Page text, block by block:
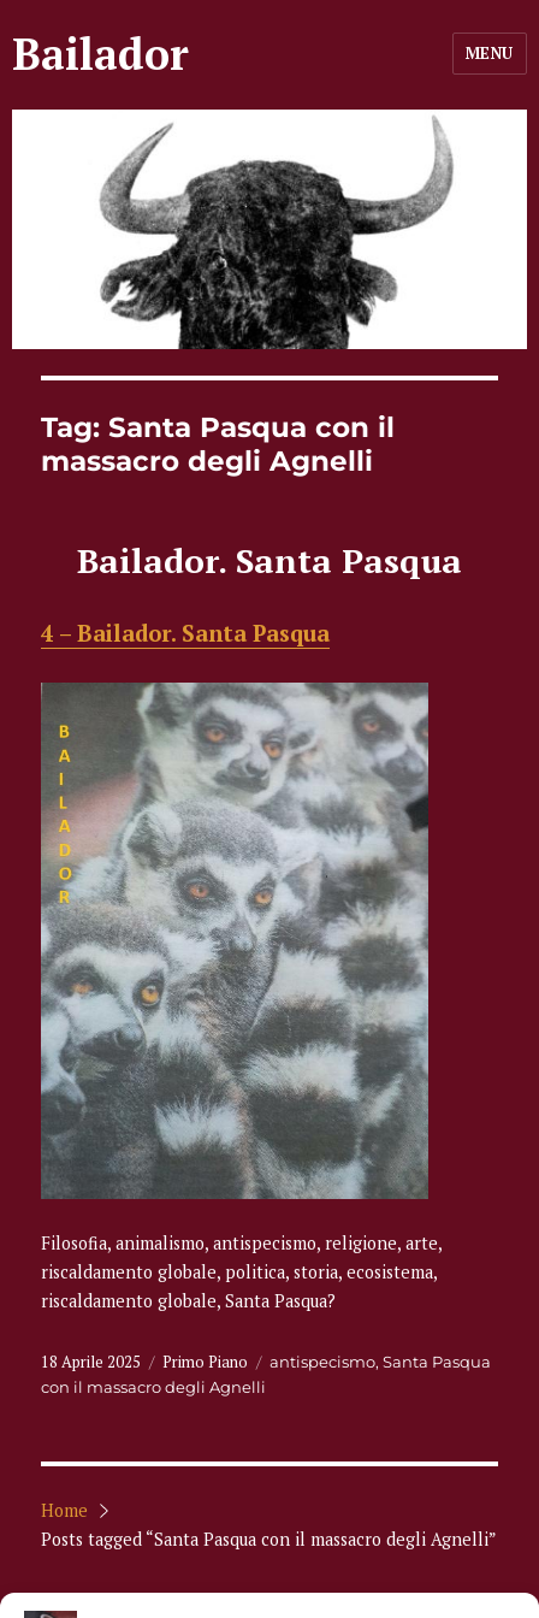
Bailador MENU
Tag:Santa Pasqua con il
massacro degli Agnelli
Bailador. Santa Pasqua
4 – Bailador. Santa Pasqua
Filosofia, animalismo, antispecismo, religione, arte,
riscaldamento globale, politica, storia, ecosistema,
riscaldamento globale, Santa Pasqua?
Pubblicato
il
18 Aprile 2025 Categorie
Primo Piano Tag
antispecismo,Santa Pasqua
con il massacro degli Agnelli
Home
Posts tagged “Santa Pasqua con il massacro degli Agnelli”